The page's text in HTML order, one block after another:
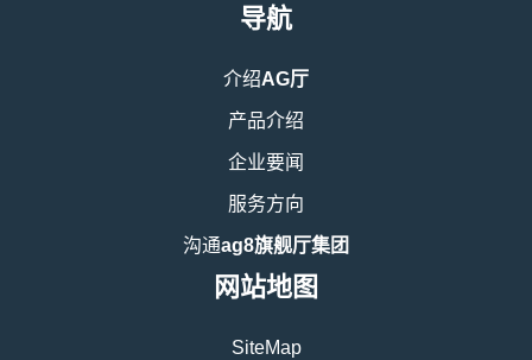
导航
介绍AG厅
产品介绍
企业要闻
服务方向
沟通ag8旗舰厅集团
网站地图
SiteMap